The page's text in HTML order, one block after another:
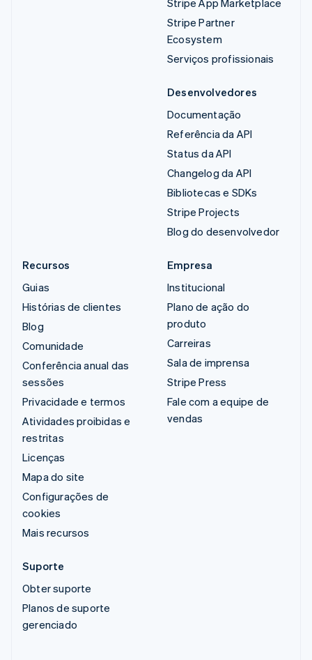
Stripe Partner
Ecosystem
Serviços profissionais
Desenvolvedores
Documentação
Referência da API
Status da API
Changelog da API
Bibliotecas e SDKs
Stripe Projects
Blog do desenvolvedor
Recursos
Guias
Histórias de clientes
Blog
Comunidade
Conferência anual das
sessões
Privacidade e termos
Atividades proibidas e
restritas
Licenças
Mapa do site
Configurações de
cookies
Mais recursos
Empresa
Institucional
Plano de ação do
produto
Carreiras
Sala de imprensa
Stripe Press
Fale com a equipe de
vendas
Suporte
Obter suporte
Planos de suporte
gerenciado